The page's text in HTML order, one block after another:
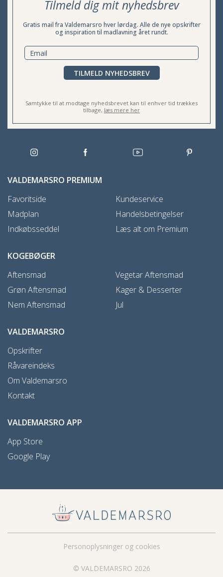
Tilmeld dig mit nyhedsbrev
Gratis mail fra Valdemarsro hver lørdag. Alle de nye opskrifter
og inspiration til madlavning året rundt.
TILMELD NYHEDSBREV
Samtykke til at modtage nyhedsbrevet kan til enhver tid trækkes
tilbage, læs mere her
VALDEMARSRO PREMIUM
Favoritside
Madplan
Indkøbsseddel
Kundeservice
Handelsbetingelser
Læs alt om Premium
KOGEBØGER
Aftensmad
Grøn Aftensmad
Nem Aftensmad
Vegetar Aftensmad
Kager & Desserter
Jul
VALDEMARSRO
Opskrifter
Råvareindeks
Om Valdemarsro
Kontakt
VALDEMARSRO APP
App Store
Google Play
© VALDEMARSRO 2026
Personoplysninger og cookies